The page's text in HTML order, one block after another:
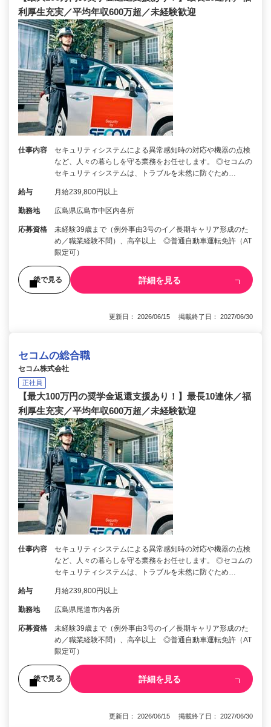
利厚生充実／平均年収600万超／未経験歓迎
仕事内容
セキュリティシステムによる異常感知時の対応や機器の点検
など、人々の暮らしを守る業務をお任せします。 ◎セコムの
セキュリティシステムは、トラブルを未然に防ぐため…
給与 月給239,800円以上
勤務地 広島県広島市中区内各所
応募資格
未経験39歳まで（例外事由3号のイ／長期キャリア形成のた
め／職業経験不問）、高卒以上 ◎普通自動車運転免許（AT
限定可）
後で見る 詳細を見る
更新日： 2026/06/15 掲載終了日： 2027/06/30
セコムの総合職
セコム株式会社
正社員
【最大100万円の奨学金返還支援あり！】最長10連休／福
利厚生充実／平均年収600万超／未経験歓迎
仕事内容
セキュリティシステムによる異常感知時の対応や機器の点検
など、人々の暮らしを守る業務をお任せします。 ◎セコムの
セキュリティシステムは、トラブルを未然に防ぐため…
給与 月給239,800円以上
勤務地 広島県尾道市内各所
応募資格
未経験39歳まで（例外事由3号のイ／長期キャリア形成のた
め／職業経験不問）、高卒以上 ◎普通自動車運転免許（AT
限定可）
後で見る 詳細を見る
更新日： 2026/06/15 掲載終了日： 2027/06/30